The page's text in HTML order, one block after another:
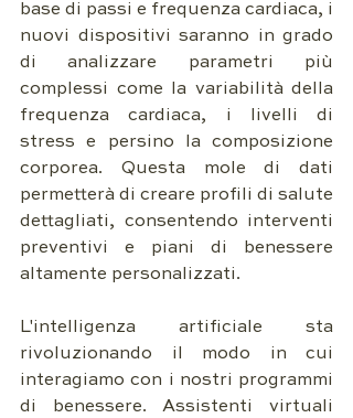
base di passi e frequenza cardiaca, i
nuovi dispositivi saranno in grado
di analizzare parametri più
complessi come la variabilità della
frequenza cardiaca, i livelli di
stress e persino la composizione
corporea. Questa mole di dati
permetterà di creare profili di salute
dettagliati, consentendo interventi
preventivi e piani di benessere
altamente personalizzati.
L'intelligenza artificiale sta
rivoluzionando il modo in cui
interagiamo con i nostri programmi
di benessere. Assistenti virtuali